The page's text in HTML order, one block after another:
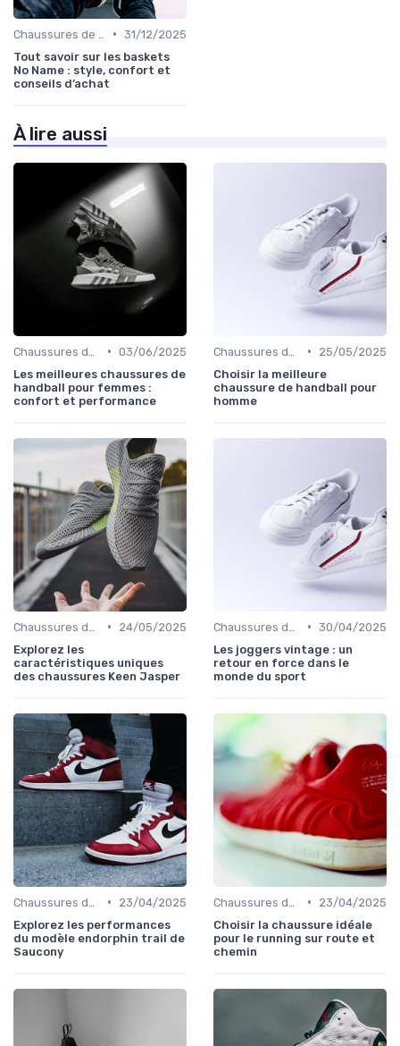
• 31/12/2025
Tout savoir sur les baskets
No Name : style, confort et
conseils d’achat
À lire aussi
• 03/06/2025
Les meilleures chaussures de
handball pour femmes :
confort et performance
•
25/05/2025
Choisir la meilleure
chaussure de handball pour
homme
•
24/05/2025
Explorez les
caractéristiques uniques
des chaussures Keen Jasper
• 30/04/2025
Les joggers vintage : un
retour en force dans le
monde du sport
•
23/04/2025
Explorez les performances
du modèle endorphin trail de
Saucony
•
23/04/2025
Choisir la chaussure idéale
pour le running sur route et
chemin